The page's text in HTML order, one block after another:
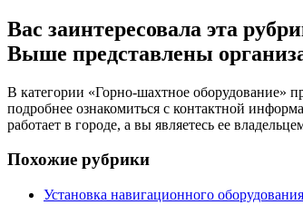
Вас заинтересовала эта
Выше представлены
В категории «Горно-шахтное оборудование»
подробнее ознакомиться с контактной
работает в городе, а вы являетесь ее
Похожие рубрики
Установка навигационного оборудования